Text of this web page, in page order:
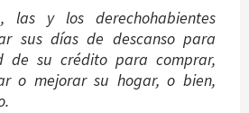
las y los derechohabientes
sus días de descanso para
de su crédito para comprar,
o mejorar su hogar, o bien,